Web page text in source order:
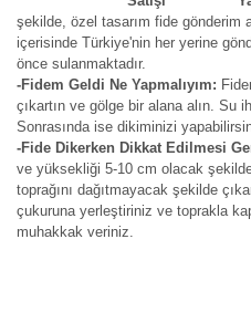
şekilde, özel tasarım fide gönderim
içerisinde Türkiye'nin her yerine
önce sulanmaktadır.
-Fidem Geldi Ne Yapmalıyım:
çıkartın ve gölge bir alana alın. Su
Sonrasında ise dikiminizi
-Fide Dikerken Dikkat Edilmesi
ve yüksekliği 5-10 cm olacak
toprağını dağıtmayacak şekilde
çukuruna yerleştiriniz ve toprakla
muhakkak veriniz.